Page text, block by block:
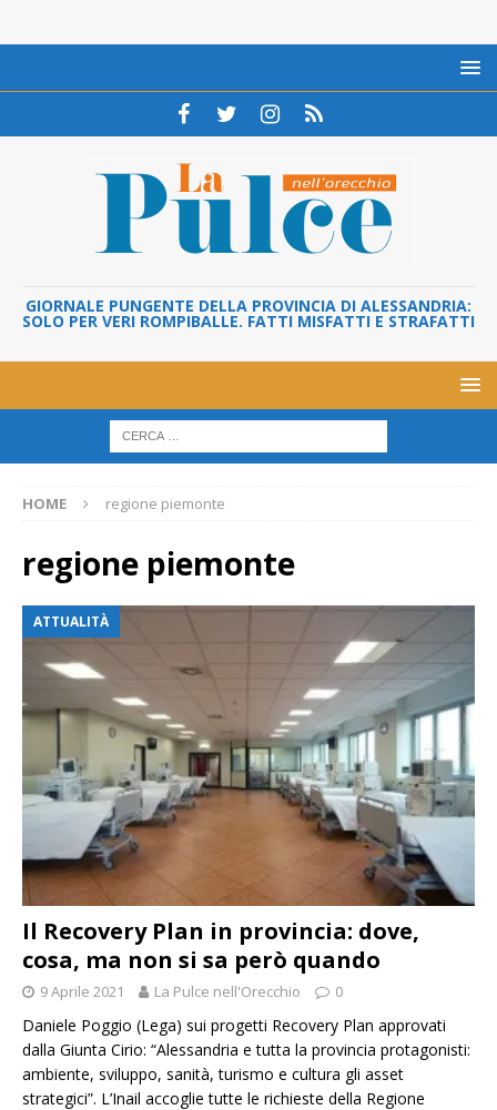
GIORNALE PUNGENTE DELLA PROVINCIA DI ALESSANDRIA:
SOLO PER VERI ROMPIBALLE. FATTI MISFATTI E STRAFATTI
HOME regione piemonte
regione piemonte
ATTUALITÀ
Il Recovery Plan in provincia: dove,
cosa, ma non si sa però quando
9 Aprile 2021 La Pulce nell'Orecchio 0
Daniele Poggio (Lega) sui progetti Recovery Plan approvati
dalla Giunta Cirio: “Alessandria e tutta la provincia protagonisti:
ambiente, sviluppo, sanità, turismo e cultura gli asset
strategici”. L’Inail accoglie tutte le richieste della Regione